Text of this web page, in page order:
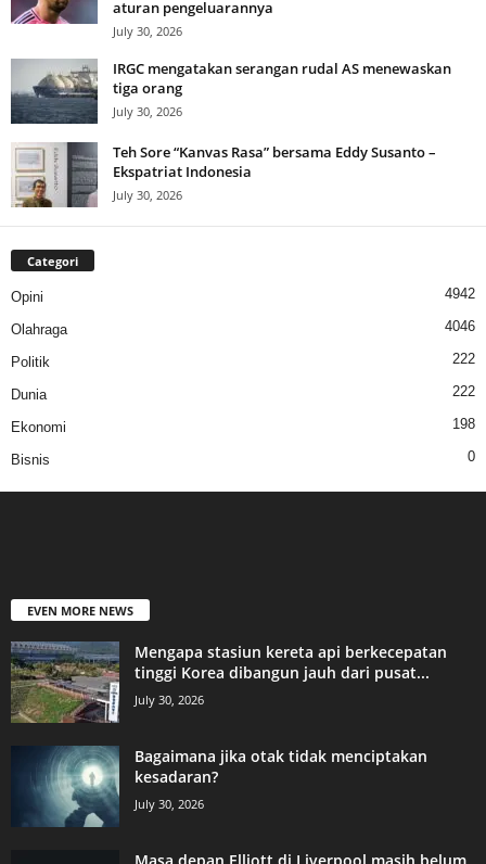
aturan pengeluarannya
July 30, 2026
IRGC mengatakan serangan rudal AS menewaskan
tiga orang
July 30, 2026
Teh Sore “Kanvas Rasa” bersama Eddy Susanto –
Ekspatriat Indonesia
July 30, 2026
Categori
Opini 4942
Olahraga 4046
Politik 222
Dunia 222
Ekonomi 198
Bisnis 0
EVEN MORE NEWS
Mengapa stasiun kereta api berkecepatan
tinggi Korea dibangun jauh dari pusat...
July 30, 2026
Bagaimana jika otak tidak menciptakan
kesadaran?
July 30, 2026